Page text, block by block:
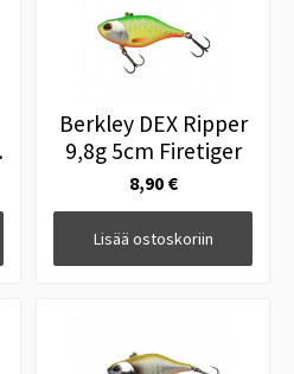
Berkley DEX Ripper
9,8g 5cm Firetiger
8,90 €
Lisää ostoskoriin